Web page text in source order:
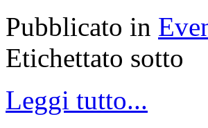
Pubblicato in
Etichettato sotto
Leggi tutto...